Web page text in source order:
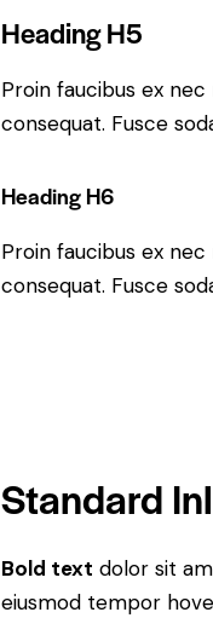
Heading H5
Proin faucibus ex
consequat. Fusce
Heading H6
Proin faucibus ex
consequat. Fusce
Standard
Bold text dolor sit
eiusmod tempor